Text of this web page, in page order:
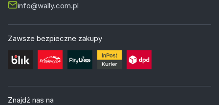
info@wally.com.pl
Zawsze bezpieczne zakupy
Znajdź nas na